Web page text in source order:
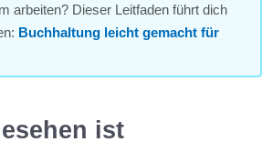
arbeiten? Dieser Leitfaden führt dich
Buchhaltung leicht gemacht für
ist